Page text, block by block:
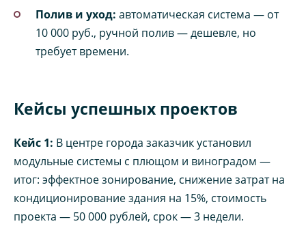
Полив и уход: автоматическая система — от
10 000 руб., ручной полив — дешевле, но
требует времени.
Кейсы успешных проектов
Кейс 1: В центре города заказчик установил
модульные системы с плющом и виноградом —
итог: эффектное зонирование, снижение затрат на
кондиционирование здания на 15%, стоимость
проекта — 50 000 рублей, срок — 3 недели.